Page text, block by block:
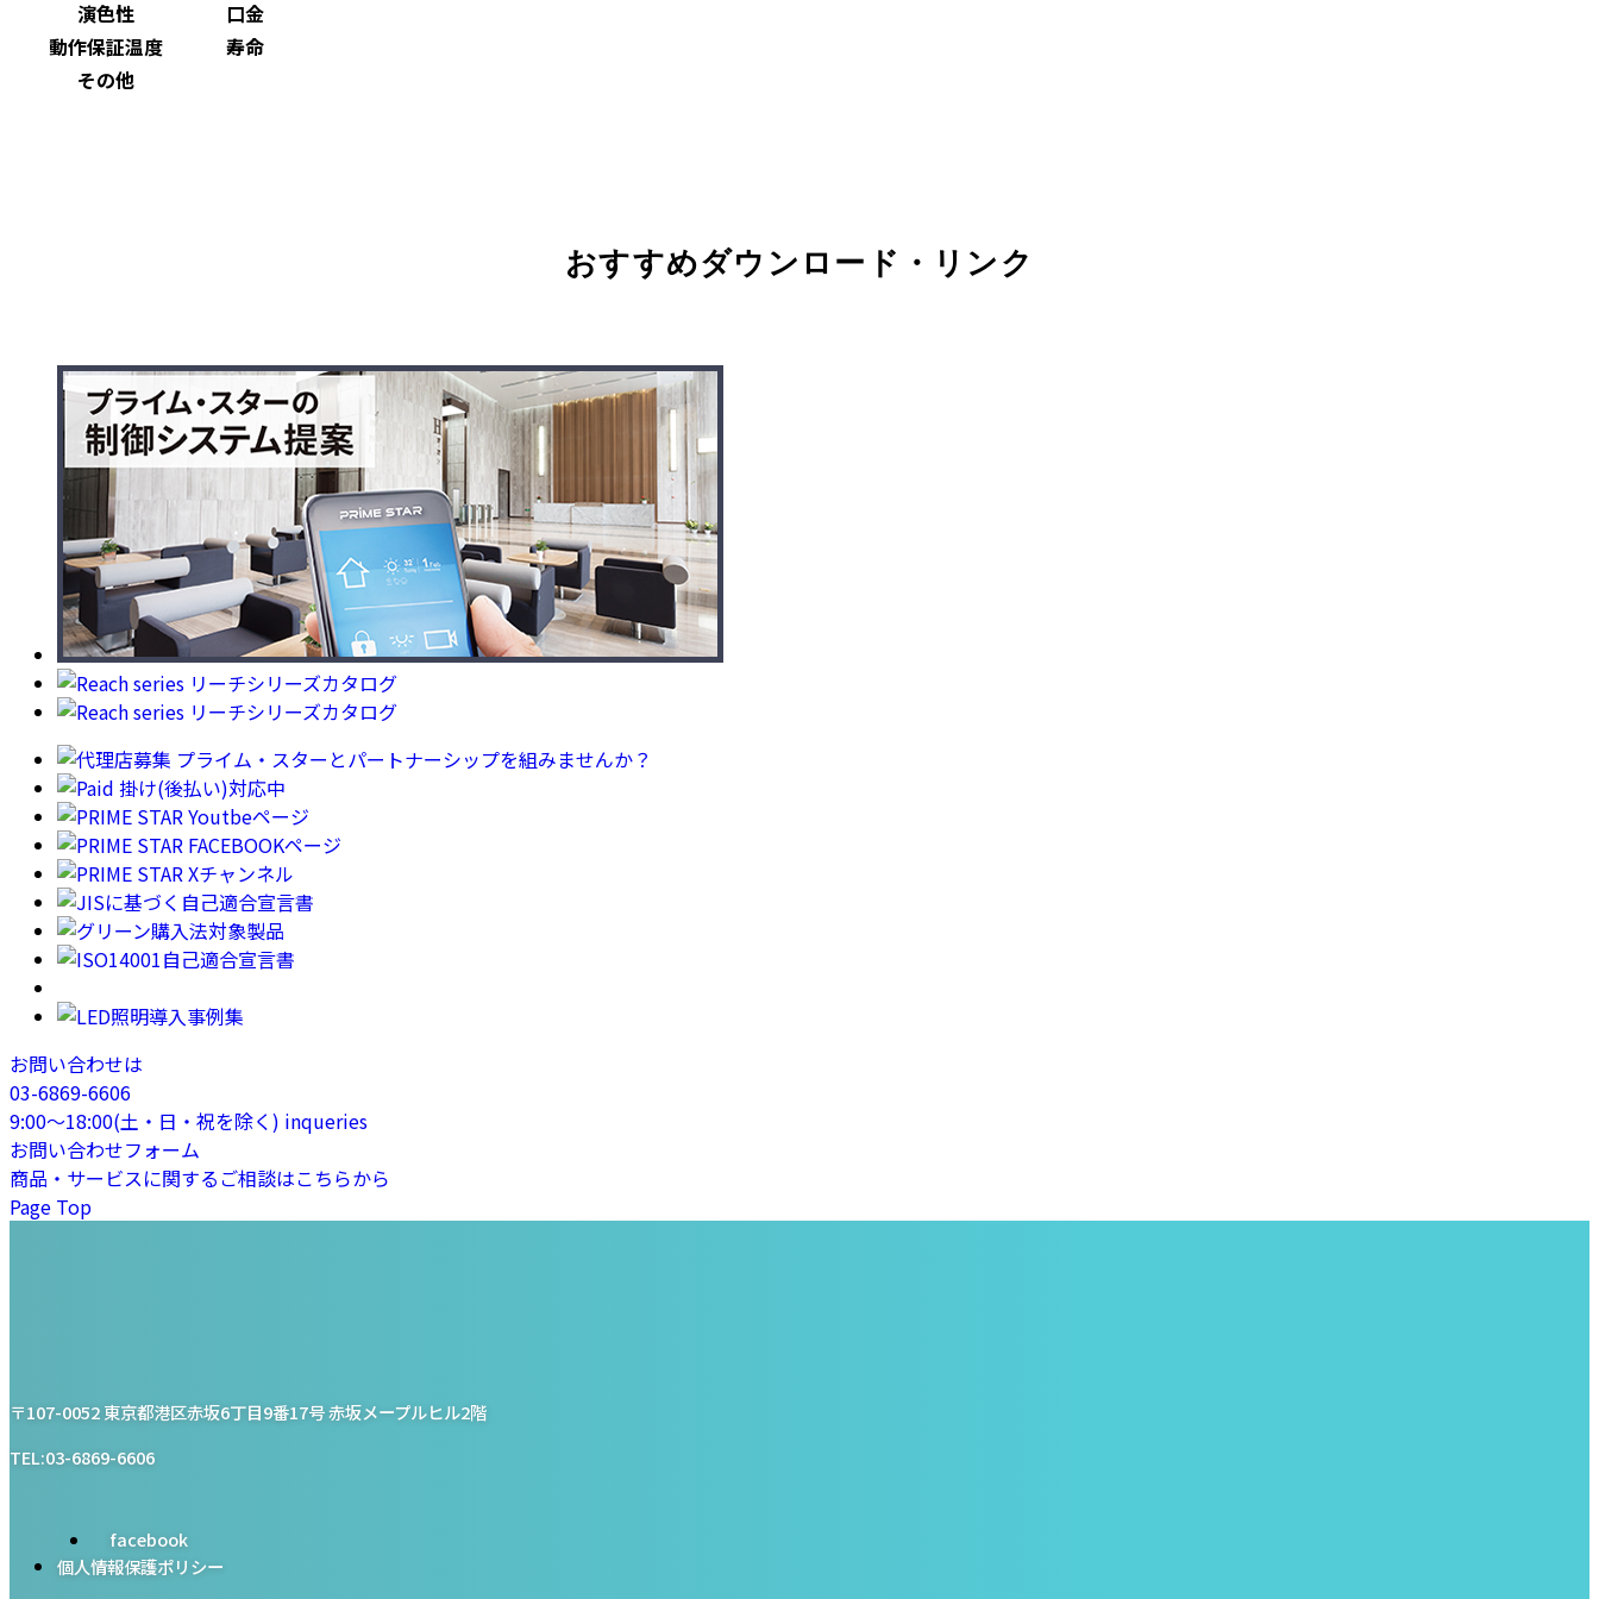
演色性
口金
動作保証温度
寿命
その他
おすすめダウンロード・リンク
お問い合わせは
03-6869-6606
9:00〜18:00(土・日・祝を除く) inqueries
お問い合わせフォーム
商品・サービスに関するご相談はこちらから
Page Top
〒107-0052 東京都港区赤坂6丁目9番17号 赤坂メープルヒル2階
TEL:03-6869-6606
facebook
個人情報保護ポリシー